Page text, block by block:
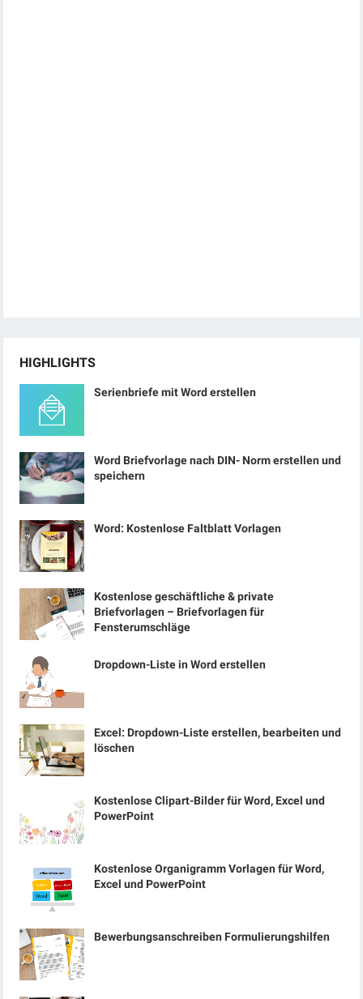
HIGHLIGHTS
Serienbriefe mit Word erstellen
Word Briefvorlage nach DIN- Norm erstellen und
speichern
Word: Kostenlose Faltblatt Vorlagen
Kostenlose geschäftliche & private
Briefvorlagen – Briefvorlagen für
Fensterumschläge
Dropdown-Liste in Word erstellen
Excel: Dropdown-Liste erstellen, bearbeiten und
löschen
Kostenlose Clipart-Bilder für Word, Excel und
PowerPoint
Kostenlose Organigramm Vorlagen für Word,
Excel und PowerPoint
Bewerbungsanschreiben Formulierungshilfen